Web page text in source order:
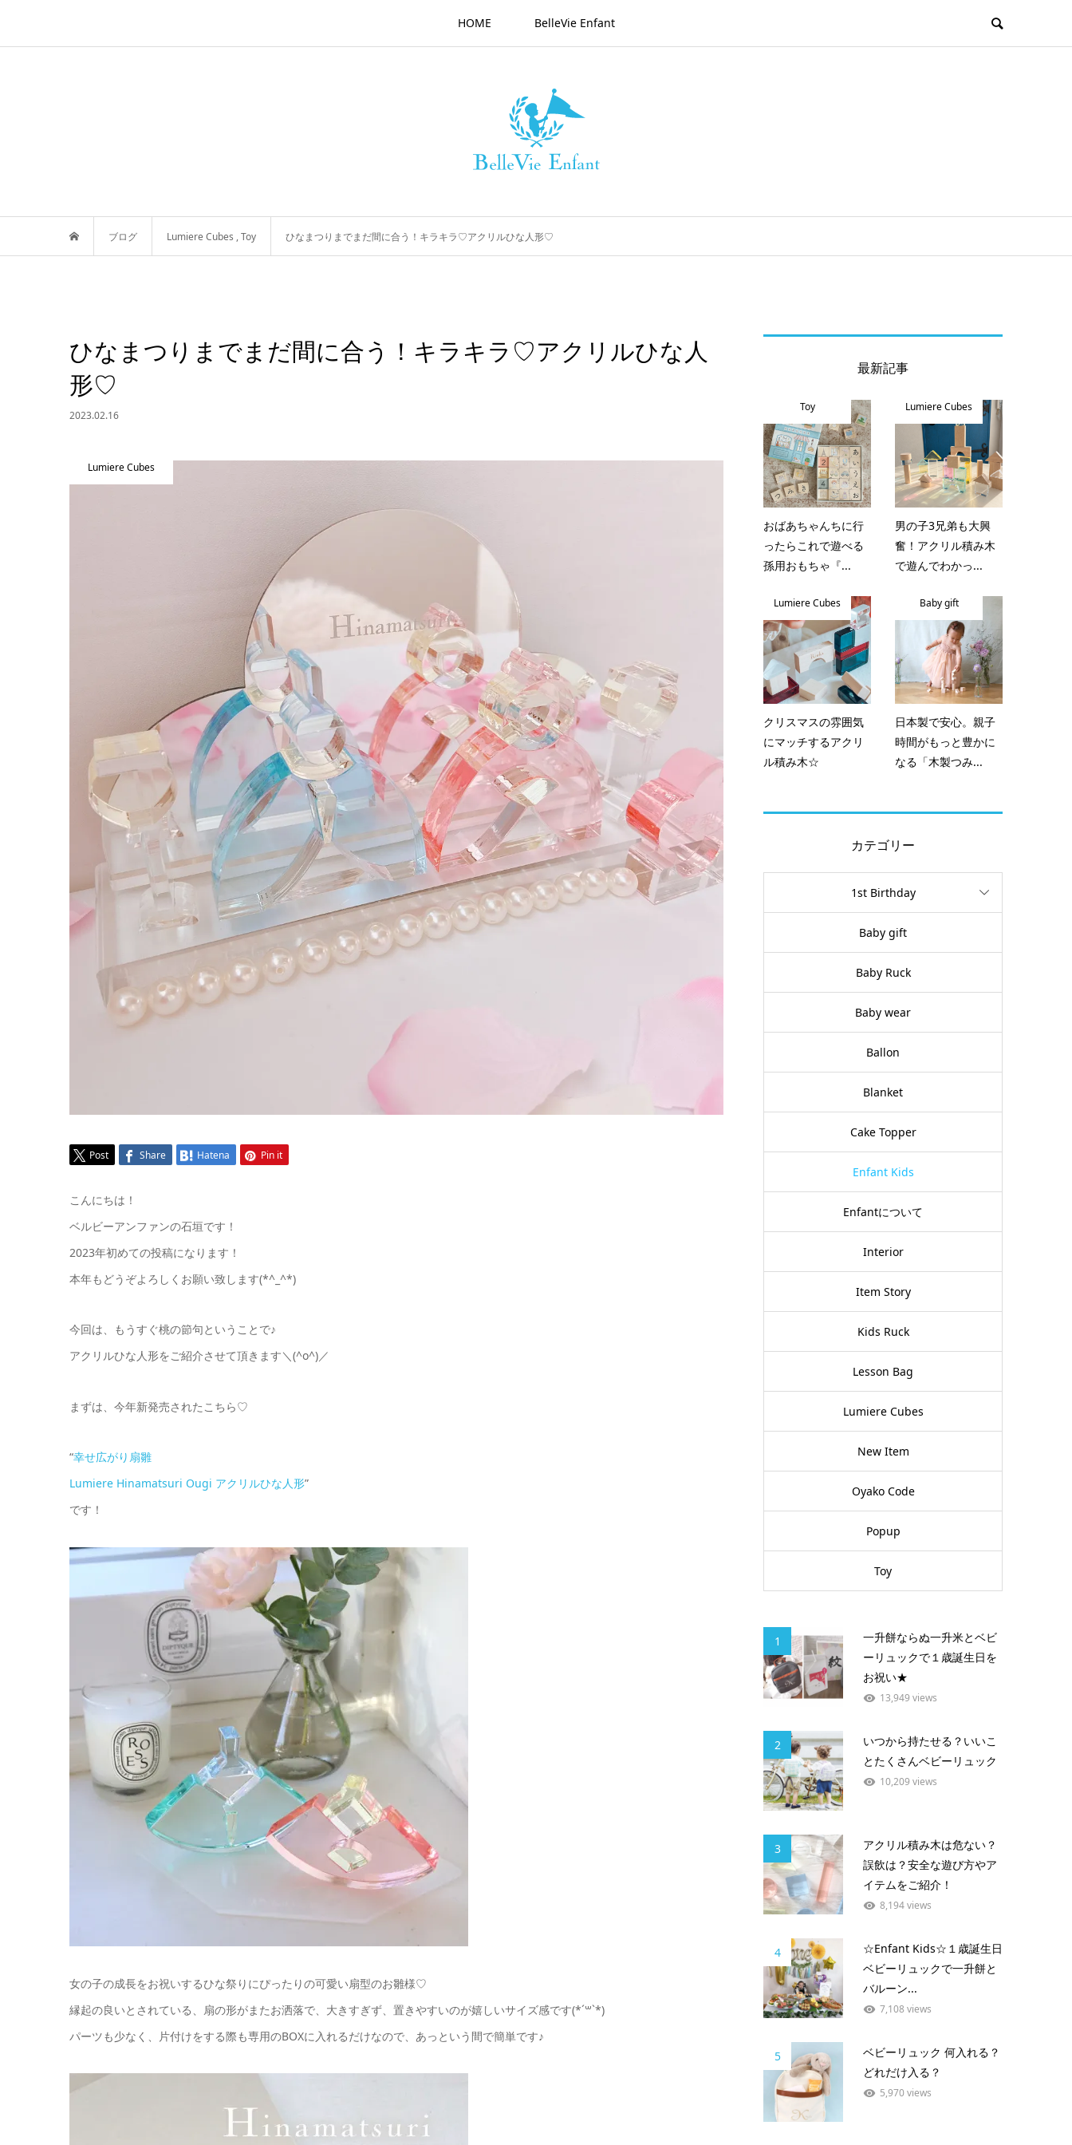
HOME BelleVie Enfant
ブログ Lumiere Cubes ,Toy ひなまつりまでまだ間に合う！キラキラ♡アクリルひな人形♡
ひなまつりまでまだ間に合う！キラキラ♡アクリルひな人
形♡
2023.02.16
Lumiere Cubes
Post Share Hatena Pin it
こんにちは！
ベルビーアンファンの石垣です！
2023年初めての投稿になります！
本年もどうぞよろしくお願い致します(*^_^*)
今回は、もうすぐ桃の節句ということで♪
アクリルひな人形をご紹介させて頂きます＼(^o^)／
まずは、今年新発売されたこちら♡
“幸せ広がり扇雛
Lumiere Hinamatsuri Ougi アクリルひな人形”
です！
女の子の成長をお祝いするひな祭りにぴったりの可愛い扇型のお雛様♡
縁起の良いとされている、扇の形がまたお洒落で、大きすぎず、置きやすいのが嬉しいサイズ感です(*´꒳`*)
パーツも少なく、片付けをする際も専用のBOXに入れるだけなので、あっという間で簡単です♪
最新記事
Toy
おばあちゃんちに行
ったらこれで遊べる
孫用おもちゃ『...
Lumiere Cubes
男の子3兄弟も大興
奮！アクリル積み木
で遊んでわかっ...
Lumiere Cubes
クリスマスの雰囲気
にマッチするアクリ
ル積み木☆
Baby gift
日本製で安心。親子
時間がもっと豊かに
なる「木製つみ...
カテゴリー
1st Birthday
Baby gift
Baby Ruck
Baby wear
Ballon
Blanket
Cake Topper
Enfant Kids
Enfantについて
Interior
Item Story
Kids Ruck
Lesson Bag
Lumiere Cubes
New Item
Oyako Code
Popup
Toy
1
一升餅ならぬ一升米とベビ
ーリュックで１歳誕生日を
お祝い★
13,949 views
2
いつから持たせる？いいこ
とたくさんベビーリュック
10,209 views
3
アクリル積み木は危ない？
誤飲は？安全な遊び方やア
イテムをご紹介！
8,194 views
4
☆Enfant Kids☆１歳誕生日
ベビーリュックで一升餅と
バルーン...
7,108 views
5
ベビーリュック 何入れる？
どれだけ入る？
5,970 views